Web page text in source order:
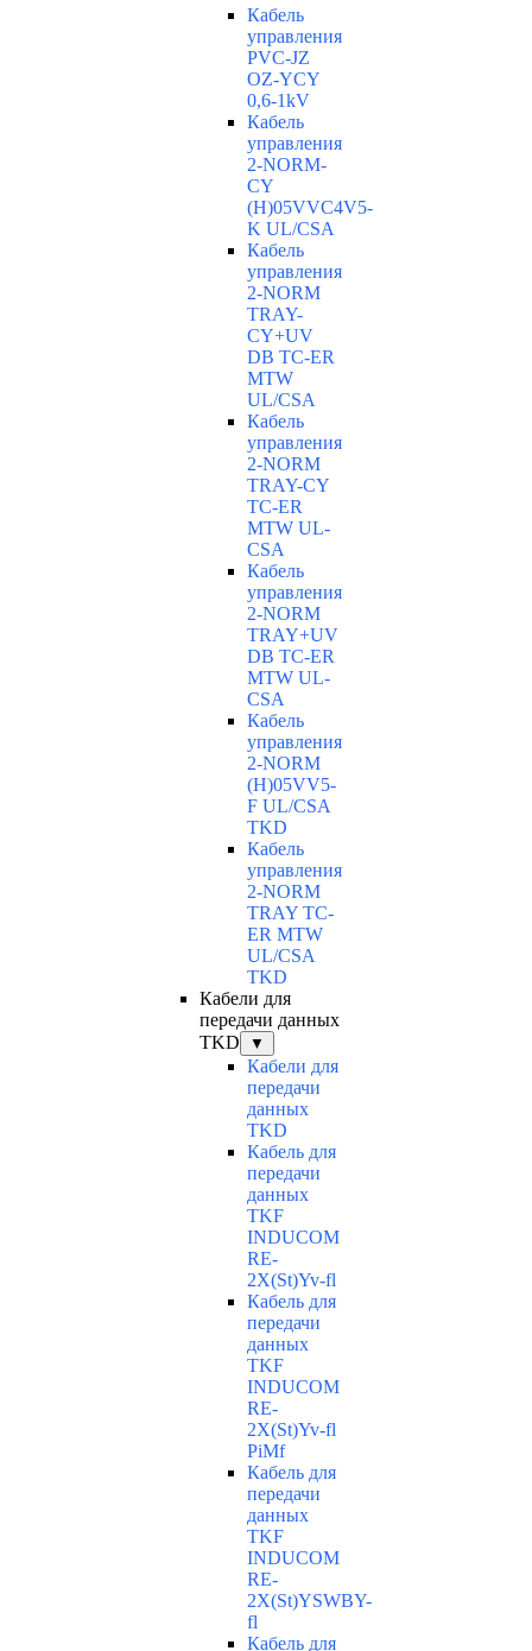
Кабель
управления
PVC-JZ
OZ-YCY
0,6-1kV
Кабель
управления
2-NORM-
CY
(H)05VVC4V5-
K UL/CSA
Кабель
управления
2-NORM
TRAY-
CY+UV
DB TC-ER
MTW
UL/CSA
Кабель
управления
2-NORM
TRAY-CY
TC-ER
MTW UL-
CSA
Кабель
управления
2-NORM
TRAY+UV
DB TC-ER
MTW UL-
CSA
Кабель
управления
2-NORM
(H)05VV5-
F UL/CSA
TKD
Кабель
управления
2-NORM
TRAY TC-
ER MTW
UL/CSA
TKD
Кабели для
передачи данных
TKD
▼
Кабели для
передачи
данных
TKD
Кабель для
передачи
данных
TKF
INDUCOM
RE-
2X(St)Yv-fl
Кабель для
передачи
данных
TKF
INDUCOM
RE-
2X(St)Yv-fl
PiMf
Кабель для
передачи
данных
TKF
INDUCOM
RE-
2X(St)YSWBY-
fl
Кабель для